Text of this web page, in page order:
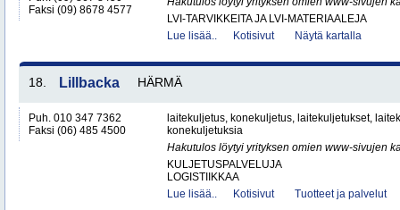
Faksi (09) 8678 4577
LVI-TARVIKKEITA JA LVI-MATERIAALEJA
Lue lisää..
Kotisivut Näytä kartalla
18. Lillbacka HÄRMÄ
Puh. 010 347 7362
Faksi (06) 485 4500
laitekuljetus, konekuljetus, laitekuljetukset,
konekuljetuksia
Hakutulos löytyi yrityksen omien www-sivujen
KULJETUSPALVELUJA
LOGISTIIKKAA
Lue lisää..
Kotisivut Tuotteet ja palvelut